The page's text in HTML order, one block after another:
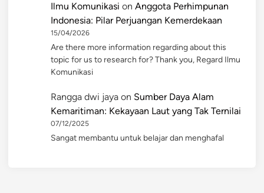
Ilmu Komunikasi on Anggota Perhimpunan
Indonesia: Pilar Perjuangan Kemerdekaan
15/04/2026
Are there more information regarding about this
topic for us to research for? Thank you, Regard Ilmu
Komunikasi
Rangga dwi jaya on Sumber Daya Alam
Kemaritiman: Kekayaan Laut yang Tak Ternilai
07/12/2025
Sangat membantu untuk belajar dan menghafal